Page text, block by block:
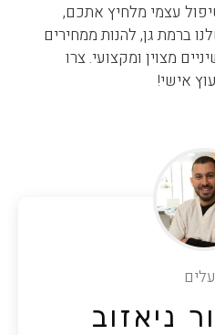
עצמי מלחיץ אתכם,
ברמת גן, להנות ממחירים
מצוין ומקצועי. צרו
אישי!
ניאזוב